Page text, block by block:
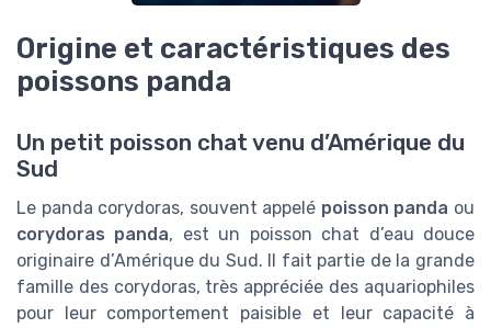
Origine et caractéristiques des
poissons panda
Un petit poisson chat venu d’Amérique du
Sud
Le panda corydoras, souvent appelé poisson panda ou
corydoras panda, est un poisson chat d’eau douce
originaire d’Amérique du Sud. Il fait partie de la grande
famille des corydoras, très appréciée des aquariophiles
pour leur comportement paisible et leur capacité à